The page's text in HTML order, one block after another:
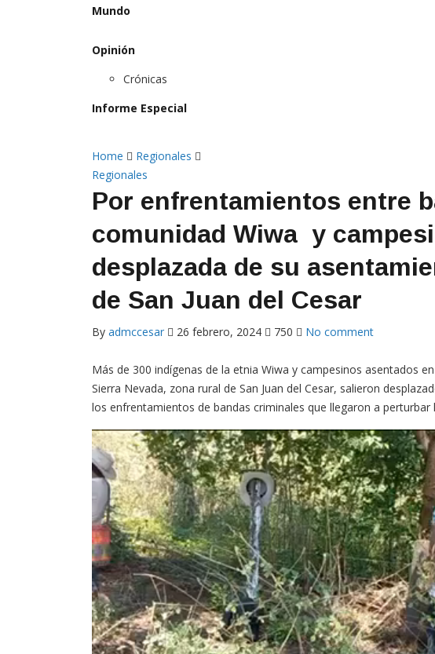
Mundo
Opinión
Crónicas
Informe Especial
Home
Regionales
Regionales
Por enfrentamientos entre
comunidad Wiwa y
desplazada de su
de San Juan del Cesar
By admccesar 26 febrero, 2024 750 No comment
Más de 300 indígenas de la etnia Wiwa y campesinos asentados
Sierra Nevada, zona rural de San Juan del Cesar, salieron
los enfrentamientos de bandas criminales que llegaron a perturbar